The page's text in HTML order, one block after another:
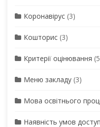
Коронавірус (3)
Кошторис (3)
Критерії оцінювання
Меню закладу (3)
Мова освітнього
Наявність умов